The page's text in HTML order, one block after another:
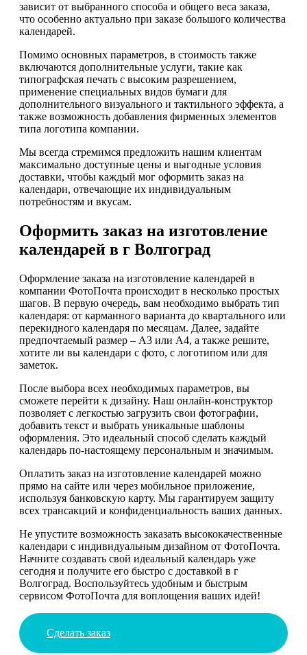
зависит от выбранного способа и общего веса заказа,
что особенно актуально при заказе большого количества
календарей.
Помимо основных параметров, в стоимость также
включаются дополнительные услуги, такие как
типографская печать с высоким разрешением,
применение специальных видов бумаги для
дополнительного визуального и тактильного эффекта, а
также возможность добавления фирменных элементов
типа логотипа компании.
Мы всегда стремимся предложить нашим клиентам
максимально доступные цены и выгодные условия
доставки, чтобы каждый мог оформить заказ на
календари, отвечающие их индивидуальным
потребностям и вкусам.
Оформить заказ на изготовление
календарей в г Волгоград
Оформление заказа на изготовление календарей в
компании ФотоПочта происходит в несколько простых
шагов. В первую очередь, вам необходимо выбрать тип
календаря: от карманного варианта до квартального или
перекидного календаря по месяцам. Далее, задайте
предпочтаемый размер – А3 или А4, а также решите,
хотите ли вы календари с фото, с логотипом или для
заметок.
После выбора всех необходимых параметров, вы
сможете перейти к дизайну. Наш онлайн-конструктор
позволяет с легкостью загрузить свои фотографии,
добавить текст и выбрать уникальные шаблоны
оформления. Это идеальный способ сделать каждый
календарь по-настоящему персональным и значимым.
Оплатить заказ на изготовление календарей можно
прямо на сайте или через мобильное приложение,
используя банковскую карту. Мы гарантируем защиту
всех трансакций и конфиденциальность ваших данных.
Не упустите возможность заказать высококачественные
календари с индивидуальным дизайном от ФотоПочта.
Начните создавать свой идеальный календарь уже
сегодня и получите его быстро с доставкой в г
Волгоград. Воспользуйтесь удобным и быстрым
сервисом ФотоПочта для воплощения ваших идей!
Сделать заказ